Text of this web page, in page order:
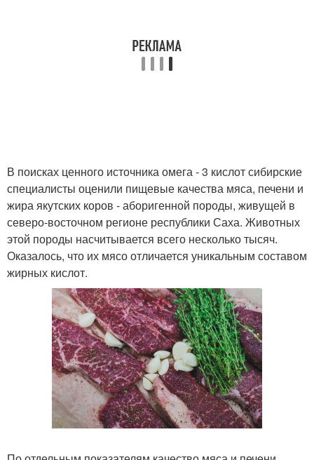
В поисках ценного источника омега - 3 кислот сибирские
специалисты оценили пищевые качества мяса, печени и
жира якутских коров - аборигенной породы, живущей в
северо-восточном регионе республики Саха. Животных
этой породы насчитывается всего несколько тысяч.
Оказалось, что их мясо отличается уникальным составом
жирных кислот.